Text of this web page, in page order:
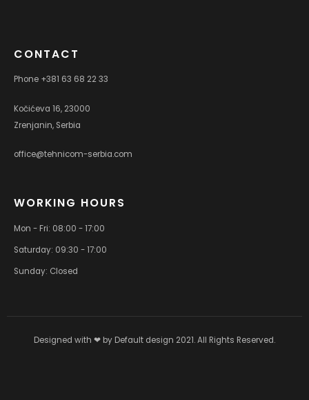
CONTACT
Phone +381 63 68 22 33
Kočićeva 16, 23000
Zrenjanin, Serbia
office@tehnicom-serbia.com
WORKING HOURS
Mon - Fri: 08:00 - 17:00
Saturday: 09:30 - 17:00
Sunday: Closed
Designed with ❤ by Default design 2021. All Rights Reserved.